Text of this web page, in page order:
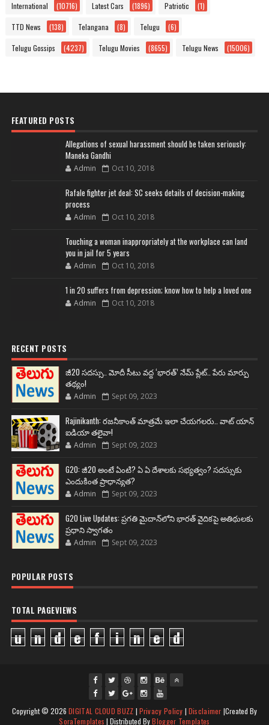
International (10716) Latest Cars (1896) Patriotic (1)
TTD News (138) Telangana (8) Telugu (6)
Telugu Gossips (4237) Telugu Movies (8655) Telugu News (15006)
FEATURED POSTS
Allegations of sexual harassment should be taken seriously:
Maneka Gandhi
Admin Oct 10, 2018
Rafale fighter jet deal: SC seeks details of decision-making
process
Admin Oct 10, 2018
Touching a woman inappropriately at the workplace can land
you in jail for 5 years
Admin Oct 10, 2018
1 in 20 suffers from depression; know how to help a loved one
Admin Oct 10, 2018
RECENT POSTS
జీ20 సదస్సు.. మోదీ సీటు వద్ద ‘భారత్’ నేమ్ ప్లేట్‌.. పేరు మార్పు
తథ్యం!
Admin Sept 09, 2023
Rajinikanth: రజనీకాంత్ మాత్రమే ఇలా చేయగలరు.. వాట్ యాన్
ఐడియా తలైవా!
Admin Sept 09, 2023
G20: జీ20 అంటే ఏంటి? ఏ ఏ దేశాలకు సభ్యత్వం? సదస్సుకు
ఎందుకింత ప్రాధాన్యత?
Admin Sept 09, 2023
G20 Live Updates: ప్రగతి మైదాన్‌లోని భారత్ వైదికపై అతిథులకు
ప్రధాని స్వాగతం
Admin Sept 09, 2023
POPULAR POSTS
TOTAL PAGEVIEWS
u n d e f i n e d
fac
ebo
twi
tte
gpl
usJ
ins
tag
you
tub
Copyright ©2026DIGITAL CLOUD BUZZ | Privacy Policy | Disclaimer |Created By
SoraTemplates | Distributed ByBlogger Templates